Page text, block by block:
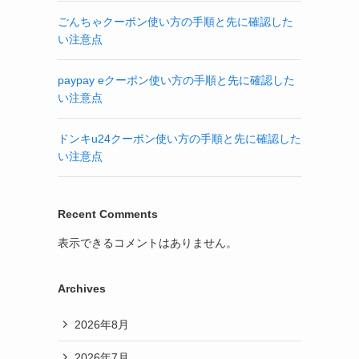
ごんちゃクーポン使い方の手順と先に確認した
い注意点
paypay eクーポン使い方の手順と先に確認した
い注意点
ドンキu24クーポン使い方の手順と先に確認した
い注意点
Recent Comments
表示できるコメントはありません。
Archives
2026年8月